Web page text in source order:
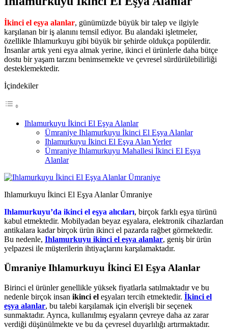
İkinci el eşya alanlar, günümüzde büyük bir talep ve ilgiyle
karşılanan bir iş alanını temsil ediyor. Bu alandaki işletmeler,
özellikle Ihlamurkuyu gibi büyük bir şehirde oldukça popülerdir.
İnsanlar artık yeni eşya almak yerine, ikinci el ürünlerle daha bütçe
dostu bir yaşam tarzını benimsemekte ve çevresel sürdürülebilirliği
desteklemektedir.
İçindekiler
Ihlamurkuyu İkinci El Eşya Alanlar
Ümraniye Ihlamurkuyu İkinci El Eşya Alanlar
Ihlamurkuyu İkinci El Eşya Alan Yerler
Ümraniye Ihlamurkuyu Mahallesi İkinci El Eşya
Alanlar
Ihlamurkuyu İkinci El Eşya Alanlar Ümraniye
Ihlamurkuyu’da ikinci el eşya alıcıları, birçok farklı eşya türünü
kabul etmektedir. Mobilyadan beyaz eşyalara, elektronik cihazlardan
antikalara kadar birçok ürün ikinci el pazarda rağbet görmektedir.
Bu nedenle, Ihlamurkuyu ikinci el eşya alanlar, geniş bir ürün
yelpazesi ile müşterilerin ihtiyaçlarını karşılamaktadır.
Ümraniye Ihlamurkuyu İkinci El Eşya Alanlar
Birinci el ürünler genellikle yüksek fiyatlarla satılmaktadır ve bu
nedenle birçok insan ikinci el eşyaları tercih etmektedir. İkinci el
eşya alanlar, bu talebi karşılamak için elverişli bir seçenek
sunmaktadır. Ayrıca, kullanılmış eşyaların çevreye daha az zarar
verdiği düşünülmekte ve bu da çevresel duyarlılığı artırmaktadır.